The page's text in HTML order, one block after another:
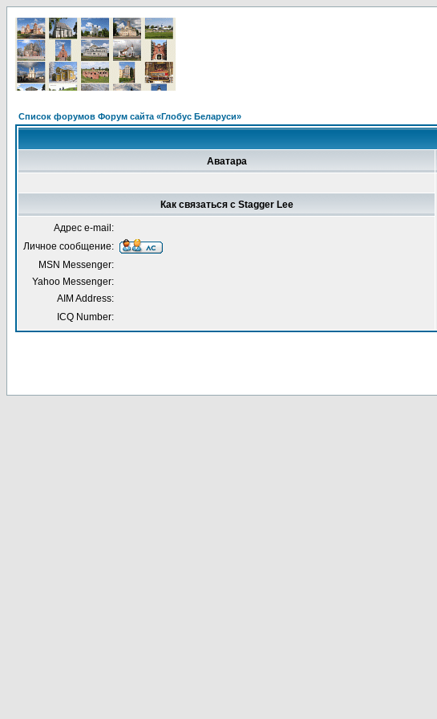
Список форумов Форум сайта «Глобус Беларуси»
Аватара
Как связаться с Stagger Lee
Адрес e-mail:
Личное сообщение:
MSN Messenger:
Yahoo Messenger:
AIM Address:
ICQ Number: